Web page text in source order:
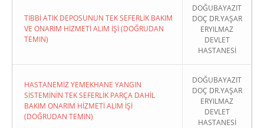
TIBBİ ATIK DEPOSUNUN TEK SEFERLİK BAKIM
VE ONARIM HİZMETİ ALIM İŞİ (DOĞRUDAN
TEMIN)
DOĞUBAYAZIT
DOÇ DR.YAŞAR
ERYILMAZ
DEVLET
HASTANESİ
HASTANEMİZ YEMEKHANE YANGIN
SİSTEMİNİN TEK SEFERLİK PARÇA DAHİL
BAKIM ONARIM HİZMETİ ALIM İŞİ
(DOĞRUDAN TEMIN)
DOĞUBAYAZIT
DOÇ DR.YAŞAR
ERYILMAZ
DEVLET
HASTANESİ